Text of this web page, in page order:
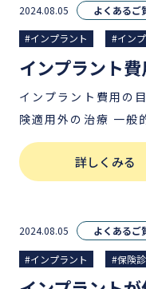
2024.08.05 よくあるご
#インプラント #イン
インプラント
インプラント費用の目安は？ インプラント治
険適用外の治療 一般的なインプラント治療の場合は１本あた
り月々￥10,000程度の
のお口の状態によっ
療費用については、
インプラント診断・
わせください。（＊＊） ＊総額５５万円程度 デン
詳しくみる
2024.08.05 よくあるご
#インプラント #保険